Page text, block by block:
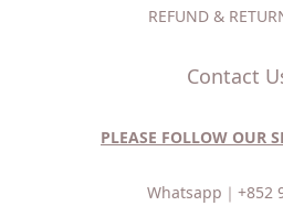
REFUND &
Contact
PLEASE FOLLOW OUR
Whatsapp｜ +852